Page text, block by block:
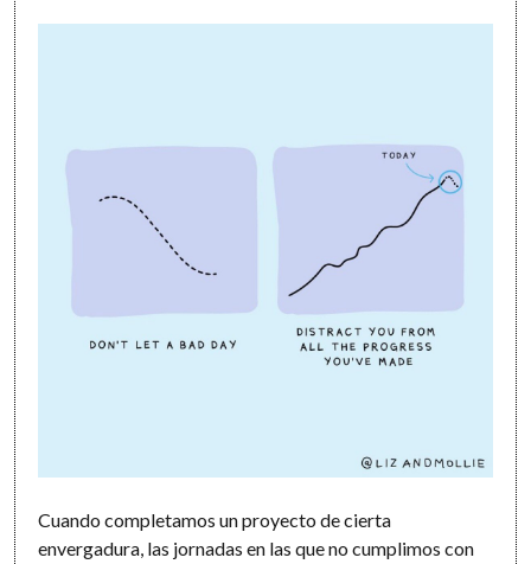
Cuando completamos un proyecto de cierta
envergadura, las jornadas en las que no cumplimos con